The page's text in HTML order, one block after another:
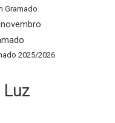
Gramado
2025/2026